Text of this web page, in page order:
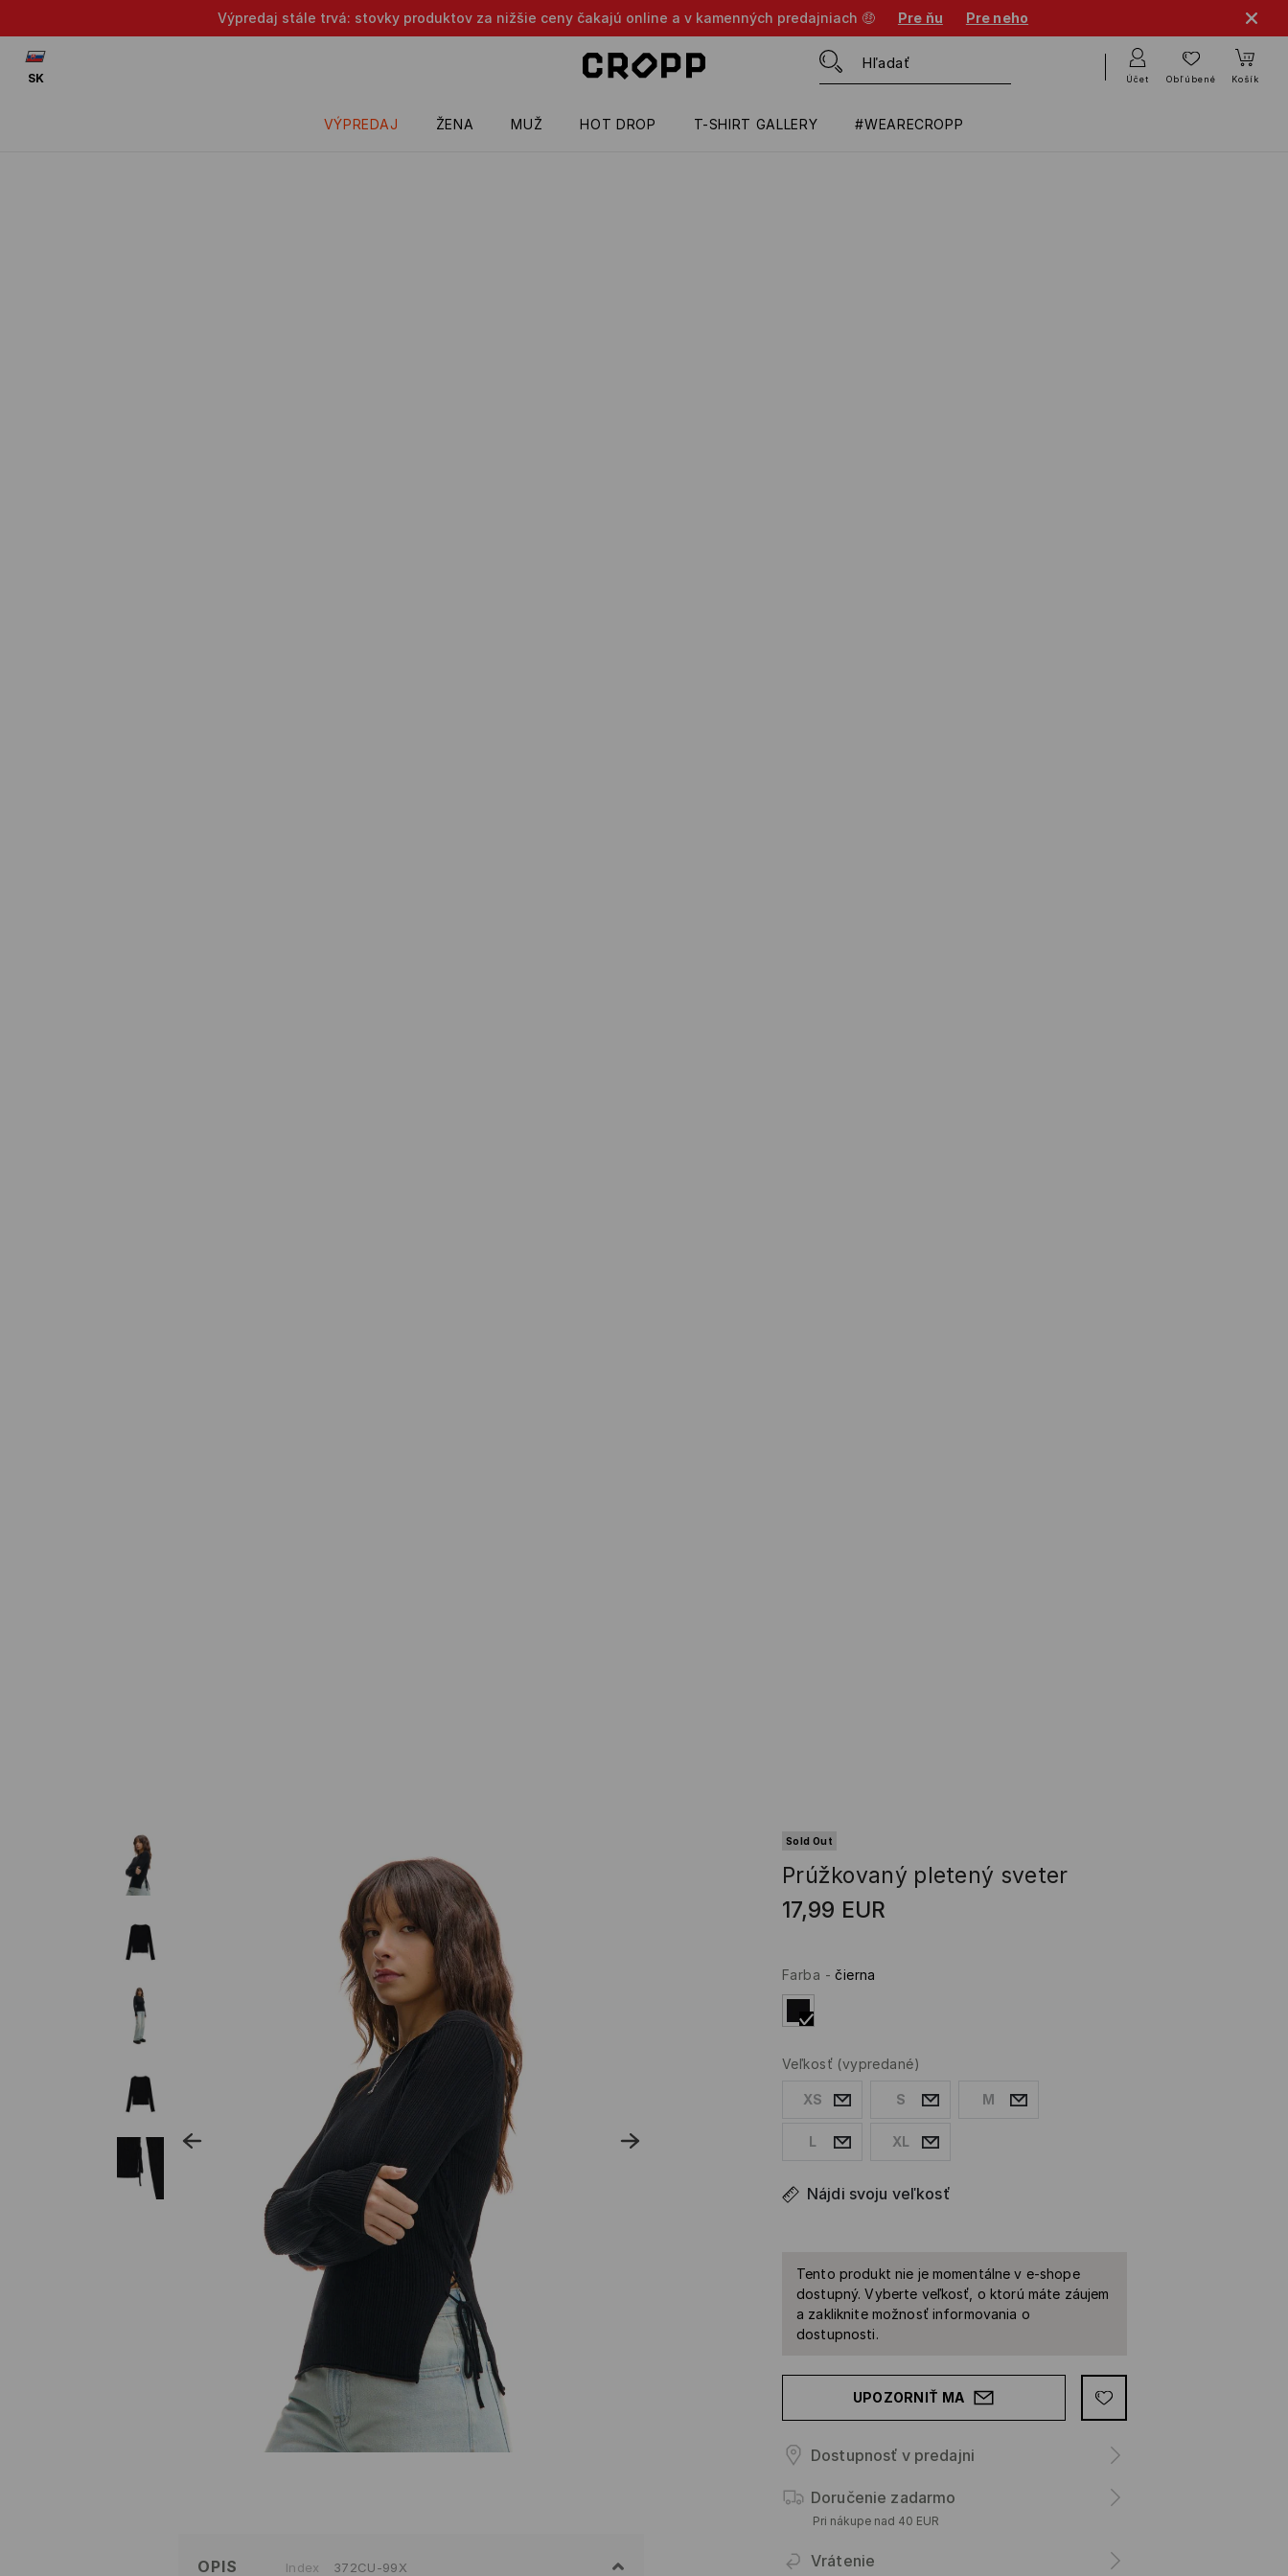
Výpredaj stále trvá: stovky produktov za nižšie ceny čakajú online a v kamenných predajniach 🤑 Pre ňu Pre neho
VÝPREDAJ ŽENA MUŽ HOT DROP T-SHIRT GALLERY #WEARECROPP
SK Účet Obľúbené Košík
Sold Out
Prúžkovaný pletený sveter
17,99 EUR
Farba -čierna
Veľkosť (vypredané)
XS S M
L XL
Nájdi svoju veľkosť
Tento produkt nie je momentálne v e-shope
dostupný. Vyberte veľkosť, o ktorú máte záujem
a zakliknite možnosť informovania o
dostupnosti.
UPOZORNIŤ MA
Dostupnosť v predajni
Doručenie zadarmo
Pri nákupe nad 40 EUR
Vrátenie
OPIS Index 372CU-99X